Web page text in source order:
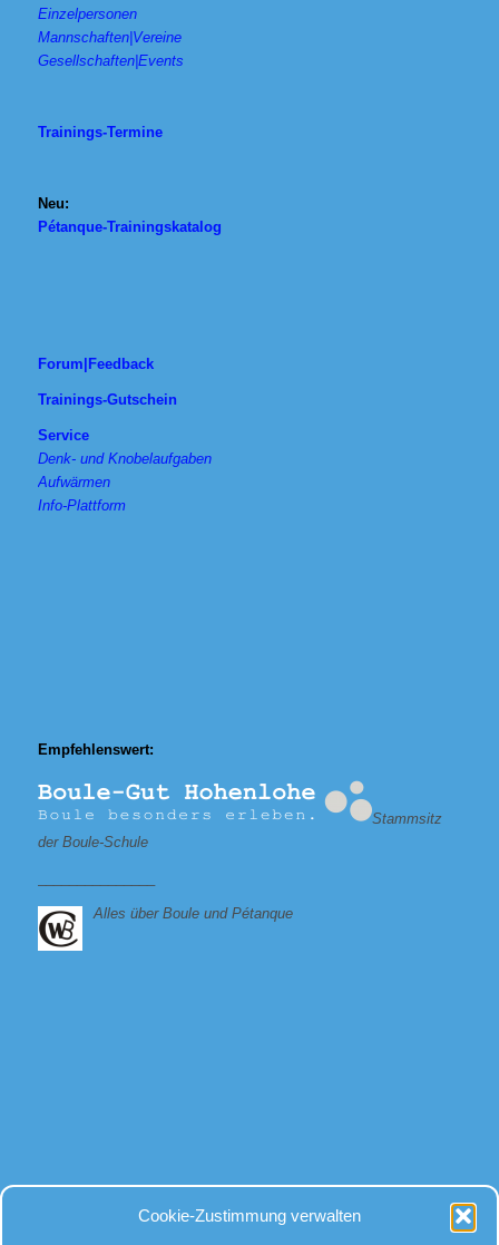
Cookie-Zustimmung verwalten
Einzelpersonen
Mannschaften|Vereine
Gesellschaften|Events
Trainings-Termine
Neu:
Pétanque-Trainingskatalog
Forum|Feedback
Trainings-Gutschein
Service
Denk- und Knobelaufgaben
Aufwärmen
Info-Plattform
Empfehlenswert:
Stammsitz
der Boule-Schule
Alles über Boule und Pétanque
rund um Kugeln und Zubehör, gibt es für uns nur eine Antwort: